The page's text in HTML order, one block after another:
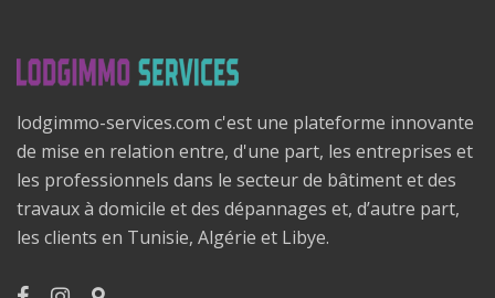
lodgimmo-services.com c'est une plateforme innovante
de mise en relation entre, d'une part, les entreprises et
les professionnels dans le secteur de bâtiment et des
travaux à domicile et des dépannages et, d’autre part,
les clients en Tunisie, Algérie et Libye.